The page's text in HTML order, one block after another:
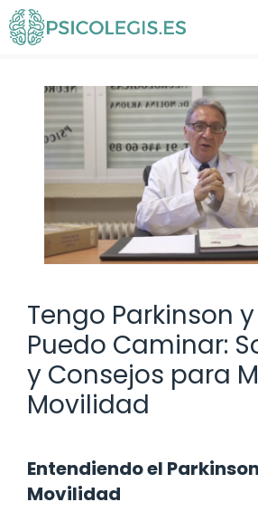
Saltar
al
Tengo Parkinson
Puedo Caminar:
y Consejos para
Movilidad
Entendiendo el
Movilidad